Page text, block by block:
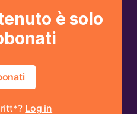
è solo
Log in